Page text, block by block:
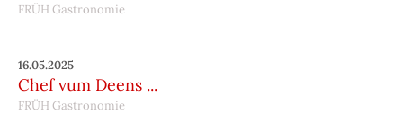
FRÜH Gastronomie
16.05.2025
Chef vum Deens ...
FRÜH Gastronomie